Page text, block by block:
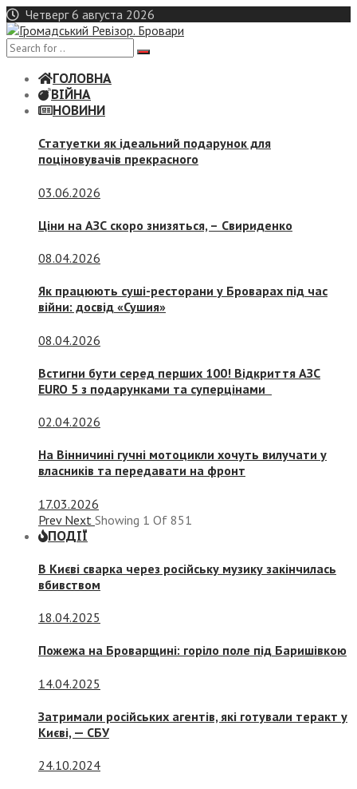
Skip
to
content
Четверг 6 августа 2026
ГОЛОВНА
ВІЙНА
НОВИНИ
Статуетки як ідеальний подарунок для
поціновувачів прекрасного
03.06.2026
Ціни на АЗС скоро знизяться, – Свириденко
08.04.2026
Як працюють суші-ресторани у Броварах під час
війни: досвід «Сушия»
08.04.2026
Встигни бути серед перших 100! Відкриття АЗС
EURO 5 з подарунками та суперцінами
02.04.2026
На Вінничині гучні мотоцикли хочуть вилучати у
власників та передавати на фронт
17.03.2026
Prev Next Showing 1 Of 851
ПОДІЇ
В Києві сварка через російську музику закінчилась
вбивством
18.04.2025
Пожежа на Броварщині: горіло поле під Баришівкою
14.04.2025
Затримали російських агентів, які готували теракт у
Києві, — СБУ
24.10.2024